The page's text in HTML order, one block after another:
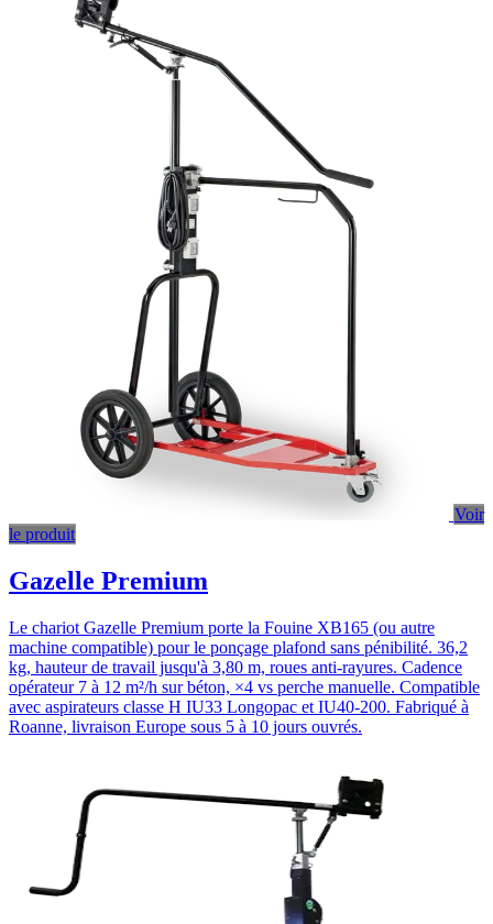
Voir
le produit
Gazelle Premium
Le chariot Gazelle Premium porte la Fouine XB165 (ou autre
machine compatible) pour le ponçage plafond sans pénibilité. 36,2
kg, hauteur de travail jusqu'à 3,80 m, roues anti-rayures. Cadence
opérateur 7 à 12 m²/h sur béton, ×4 vs perche manuelle. Compatible
avec aspirateurs classe H IU33 Longopac et IU40-200. Fabriqué à
Roanne, livraison Europe sous 5 à 10 jours ouvrés.